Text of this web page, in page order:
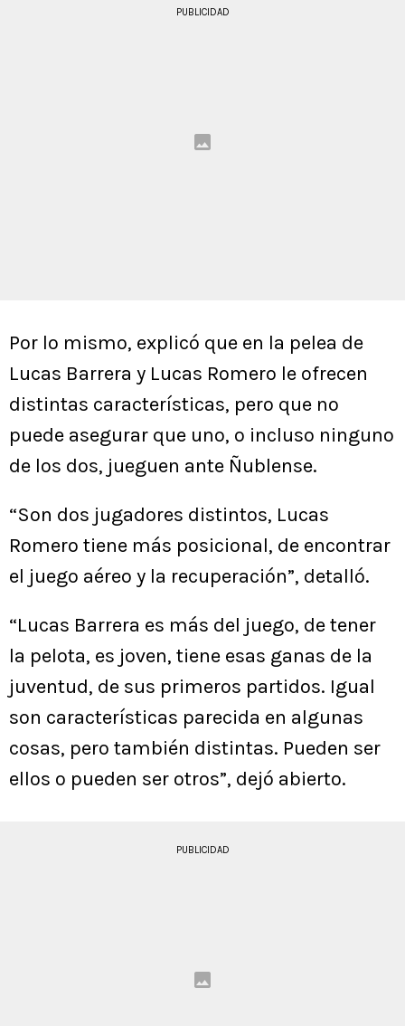
PUBLICIDAD
Por lo mismo, explicó que en la pelea de
Lucas Barrera y Lucas Romero le ofrecen
distintas características, pero que no
puede asegurar que uno, o incluso ninguno
de los dos, jueguen ante Ñublense.
“Son dos jugadores distintos, Lucas
Romero tiene más posicional, de encontrar
el juego aéreo y la recuperación”, detalló.
“Lucas Barrera es más del juego, de tener
la pelota, es joven, tiene esas ganas de la
juventud, de sus primeros partidos. Igual
son características parecida en algunas
cosas, pero también distintas. Pueden ser
ellos o pueden ser otros”, dejó abierto.
PUBLICIDAD